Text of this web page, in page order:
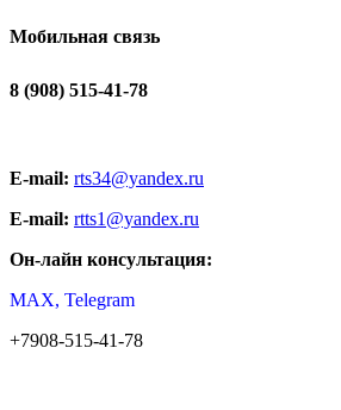
Мобильная связь
8 (908) 515-41-78
E-mail: rts34@yandex.ru
E-mail: rtts1@yandex.ru
Он-лайн консультация:
MAX, Telegram
+7908-515-41-78